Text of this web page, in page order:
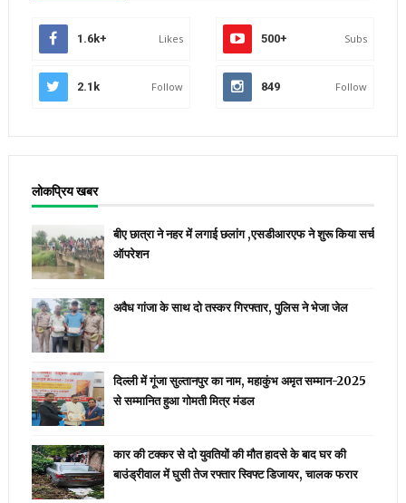
1.6k+ Likes 500+ Subs
2.1k Follow 849 Follow
लोकप्रिय खबर
बीए छात्रा ने नहर में लगाई छलांग ,एसडीआरएफ ने शुरू किया सर्च
ऑपरेशन
अवैध गांजा के साथ दो तस्कर गिरफ्तार, पुलिस ने भेजा जेल
दिल्ली में गूंजा सुल्तानपुर का नाम, महाकुंभ अमृत सम्मान-2025
से सम्मानित हुआ गोमती मित्र मंडल
कार की टक्कर से दो युवतियों की मौत हादसे के बाद घर की
बाउंड्रीवाल में घुसी तेज रफ्तार स्विफ्ट डिजायर, चालक फरार